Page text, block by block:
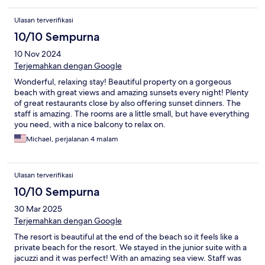
Ulasan terverifikasi
10/10 Sempurna
10 Nov 2024
Terjemahkan dengan Google
Wonderful, relaxing stay! Beautiful property on a gorgeous
beach with great views and amazing sunsets every night! Plenty
of great restaurants close by also offering sunset dinners. The
staff is amazing. The rooms are a little small, but have everything
you need, with a nice balcony to relax on.
Michael, perjalanan 4 malam
Ulasan terverifikasi
10/10 Sempurna
30 Mar 2025
Terjemahkan dengan Google
The resort is beautiful at the end of the beach so it feels like a
private beach for the resort. We stayed in the junior suite with a
jacuzzi and it was perfect! With an amazing sea view. Staff was